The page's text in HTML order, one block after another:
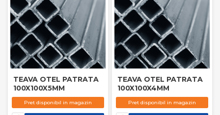
TEAVA OTEL PATRATA
100X100X5MM
Pret disponibil in magazin
TEAVA OTEL PATRATA
100X100X4MM
Pret disponibil in magazin